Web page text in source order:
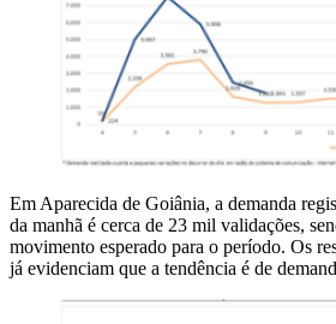
Em Aparecida de Goiânia, a demanda
da manhã é cerca de 23 mil validações,
movimento esperado para o período. Os
já evidenciam que a tendência é de